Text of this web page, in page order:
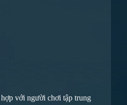
với người chơi tập trung